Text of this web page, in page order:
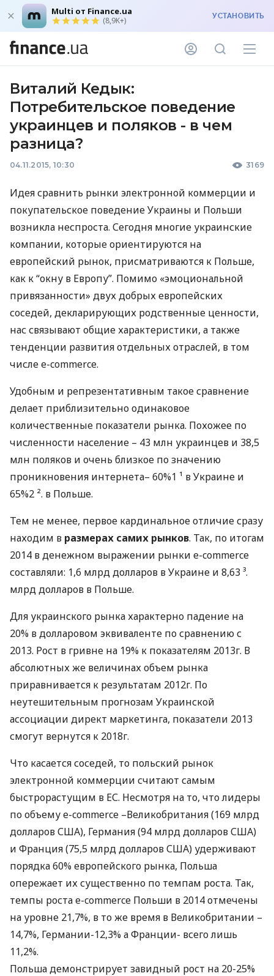
Multi от Finance.ua
(8,9K+) УСТАНОВИТЬ
Виталий Кедык:
Потребительское поведение
украинцев и поляков - в чем
разница?
04.11.2015, 10:30 3169
Идея сравнить рынки электронной коммерции и
покупательское поведение Украины и Польши
возникла неспроста. Сегодня многие украинские
компании, которые ориентируются на
европейский рынок, присматриваются к Польше,
как к “окну в Европу”. Помимо «эмоциональной
привязанности» двух добрых европейских
соседей, декларирующих родственные ценности,
нас связывают общие характеристики, а также
тенденции развития отдельных отраслей, в том
числе e-commerce.
Удобным и репрезентативным такое сравнение
делает приблизительно одинаковое
количественные показатели рынка. Похожее по
численности население – 43 млн украинцев и 38,5
млн поляков и очень близкое по значению
проникновения интернета– 60%1 ¹ в Украине и
65%2 ². в Польше.
Тем не менее, первое кардинальное отличие сразу
находим в размерах самих рынков. Так, по итогам
2014 в денежном выражении рынки e-commerce
составляли: 1,6 млрд долларов в Украине и 8,63 ³.
млрд долларов в Польше.
Для украинского рынка характерно падение на
20% в долларовом эквиваленте по сравнению с
2013. Рост в гривне на 19% к показателям 2013г. В
абсолютных же величинах объем рынка
приравнивается к результатам 2012г. По
неутешительным прогнозам Украинской
ассоциации директ маркетинга, показатели 2013
смогут вернутся к 2018г.
Что касается соседей, то польский рынок
электронной коммерции считают самым
быстрорастущим в ЕС. Несмотря на то, что лидеры
по объему e-commerce –Великобритания (169 млрд
долларовСША), Германия (94 млрд долларовСША)
и Франция (75,5 млрд долларовСША) удерживают
порядка 60% европейского рынка, Польша
опережает их существенно по темпам роста. Так,
темпы роста e-commerce Польши в 2014 отмечены
на уровне 21,7%, в то же время в Великобритании –
14,7%, Германии-12,3% а Франции- всего лишь
11,2%.
Польша демонстрирует завидный рост на 20-25%